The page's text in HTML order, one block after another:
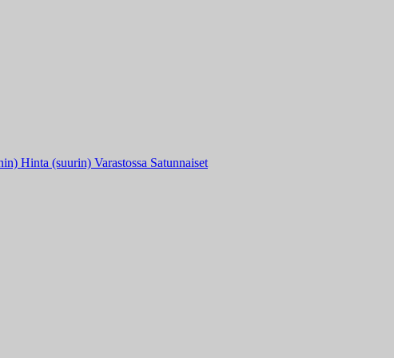
Hinta (suurin) Varastossa Satunnaiset